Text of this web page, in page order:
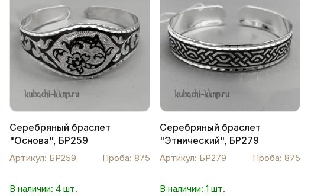
Серебряный браслет
"Основа", БР259
Артикул: БР259 Проба: 875
В наличии: 4 шт.
Серебряный браслет
"Этнический", БР279
Артикул: БР279 Проба: 875
В наличии: 1 шт.